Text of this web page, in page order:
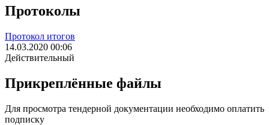
Протоколы
Протокол итогов
14.03.2020 00:06
Действительный
Прикреплённые файлы
Для просмотра тендерной документации необходимо оплатить
подписку